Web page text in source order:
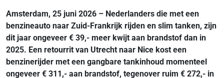
Amsterdam, 25 juni 2026 – Nederlanders die met een
benzineauto naar Zuid-Frankrijk rijden en slim tanken, zijn
dit jaar ongeveer € 39,- meer kwijt aan brandstof dan in
2025. Een retourrit van Utrecht naar Nice kost een
benzinerijder met een gangbare tankinhoud momenteel
ongeveer € 311,- aan brandstof, tegenover ruim € 272,- in